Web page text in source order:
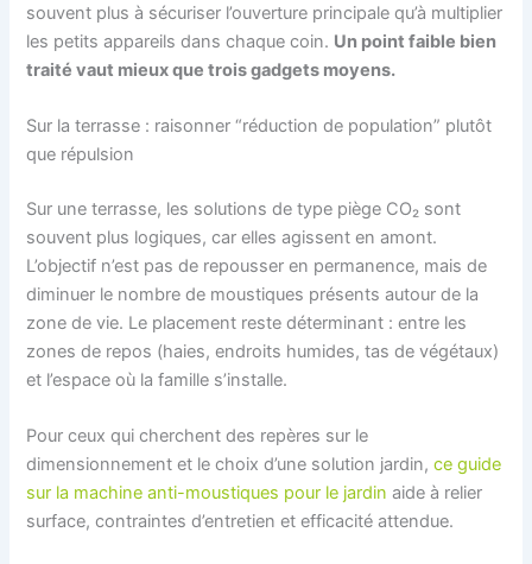
souvent plus à sécuriser l’ouverture principale qu’à multiplier
les petits appareils dans chaque coin. Un point faible bien
traité vaut mieux que trois gadgets moyens.
Sur la terrasse : raisonner “réduction de population” plutôt
que répulsion
Sur une terrasse, les solutions de type piège CO₂ sont
souvent plus logiques, car elles agissent en amont.
L’objectif n’est pas de repousser en permanence, mais de
diminuer le nombre de moustiques présents autour de la
zone de vie. Le placement reste déterminant : entre les
zones de repos (haies, endroits humides, tas de végétaux)
et l’espace où la famille s’installe.
Pour ceux qui cherchent des repères sur le
dimensionnement et le choix d’une solution jardin,ce guide
sur la machine anti-moustiques pour le jardin aide à relier
surface, contraintes d’entretien et efficacité attendue.